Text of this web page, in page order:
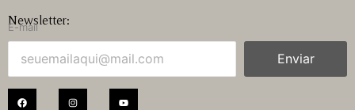
Newsletter:
E-mail
Enviar